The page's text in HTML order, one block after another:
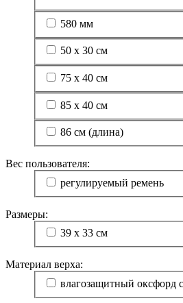
580 мм
50 х 30 см
75 х 40 см
85 х 40 см
86 см (длина)
Вес пользователя:
регулируемый ремень
Размеры:
39 х 33 см
Материал верха:
влагозащитный оксфорд